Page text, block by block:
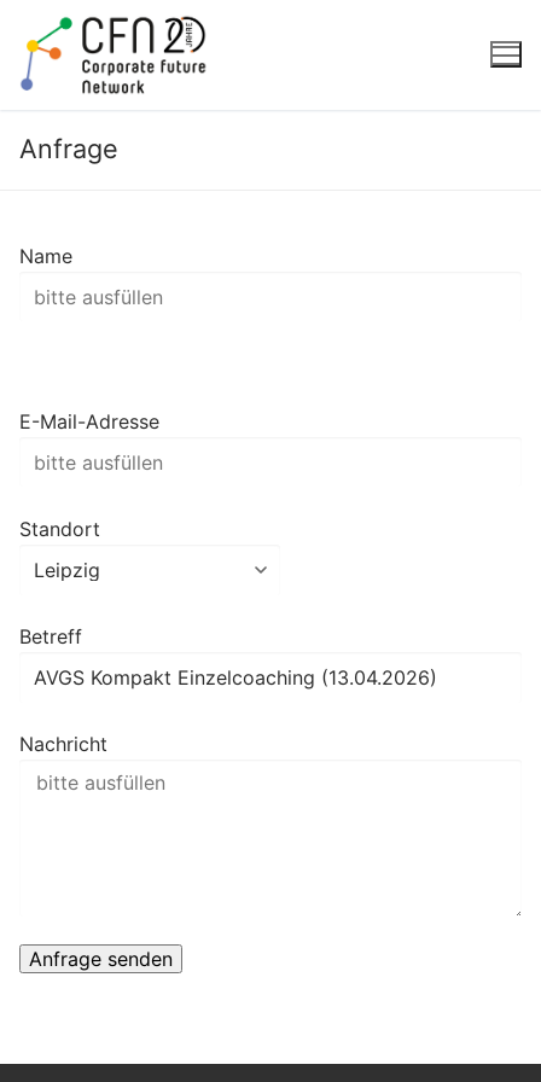
Inhalt
springen
Anfrage
Name
E-Mail-Adresse
Standort
Betreff
Nachricht